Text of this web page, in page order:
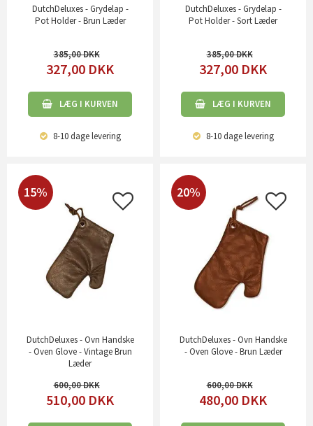
DutchDeluxes - Grydelap -
Pot Holder - Brun Læder
385,00
327,00 DKK
LÆG I KURVEN
8-10 dagelevering
DutchDeluxes - Grydelap -
Pot Holder - Sort Læder
385,00
327,00 DKK
LÆG I KURVEN
8-10 dagelevering
15%
DutchDeluxes - Ovn Handske
- Oven Glove - Vintage Brun
Læder
600,00
510,00 DKK
20%
DutchDeluxes - Ovn Handske
- Oven Glove - Brun Læder
600,00
480,00 DKK